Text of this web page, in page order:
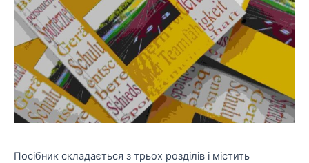
Посібник складається з трьох розділів і містить